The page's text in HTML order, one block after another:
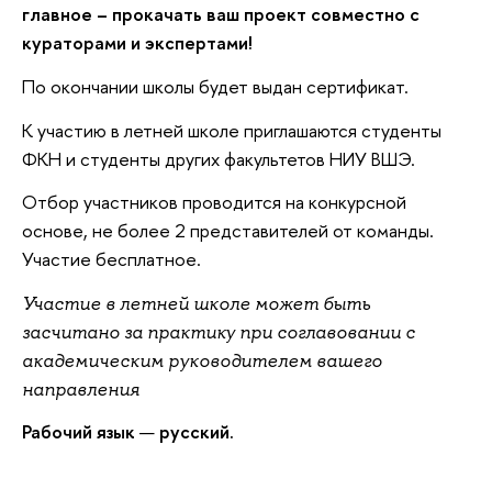
главное – прокачать ваш проект совместно с
кураторами и экспертами!
По окончании школы будет выдан сертификат.
К участию в летней школе приглашаются студенты
ФКН и студенты других факультетов НИУ ВШЭ.
Отбор участников проводится на конкурсной
основе, не более 2 представителей от команды.
Участие бесплатное.
Участие в летней школе может быть
засчитано за практику при соглавовании с
академическим руководителем вашего
направления
Рабочий язык — русский.